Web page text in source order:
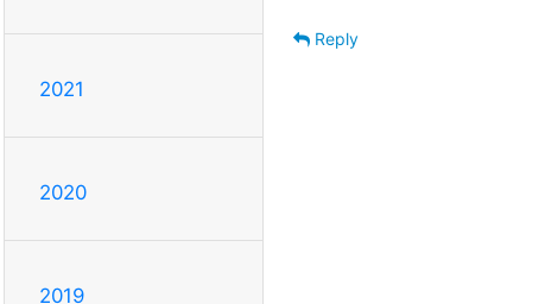
2021
2020
2019
Reply